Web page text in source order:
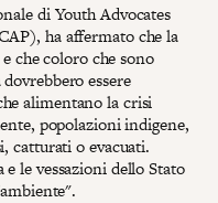
di Youth Advocates
ha affermato che la
che coloro che sono
essere
alimentano la crisi
popolazioni indigene,
catturati o evacuati.
le vessazioni dello Stato